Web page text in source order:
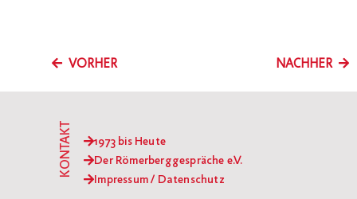
VORHER NACHHER
1973 bis Heute
Der Römerberggespräche e.V.
Impressum / Datenschutz
KONTAKT